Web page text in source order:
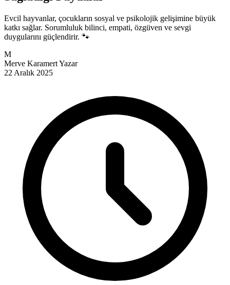
Evcil hayvanlar, çocukların sosyal ve psikolojik gelişimine büyük
katkı sağlar. Sorumluluk bilinci, empati, özgüven ve sevgi
duygularını güçlendirir. 🐾
M
Merve KaramertYazar
22 Aralık 2025